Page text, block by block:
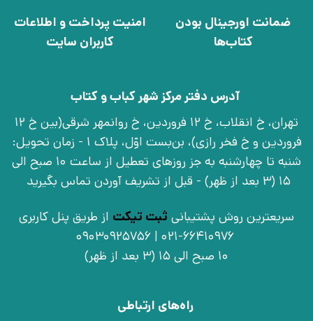
ضمانت اورجینال بودن
کتاب‌ها
امنیت پرداخت و اطلاعات
کاربران سایت
آدرس دفتر مرکز شهر کباب و کتاب
تهران، خ انقلاب، خ 12 فروردین، خ روانمهر شرقی(بین خ 12
فروردین و خ فخر رازی)، بن‌بست اوّل، پلاک 1 - زمان تحویل:
شنبه تا چهارشنبه به جز روزهای تعطیل از ساعت 10 صبح الی
15 (3 بعد از ظهر) - قبل از تشریف آوردن تماس بگیرید
سریعترین روش پشتیبانی ثبت تیکت از طریق پنل کاربری
021-66410976 | 09030925756
10 صبح الی 15 (3 بعد از ظهر)
راه‌های ارتباطی